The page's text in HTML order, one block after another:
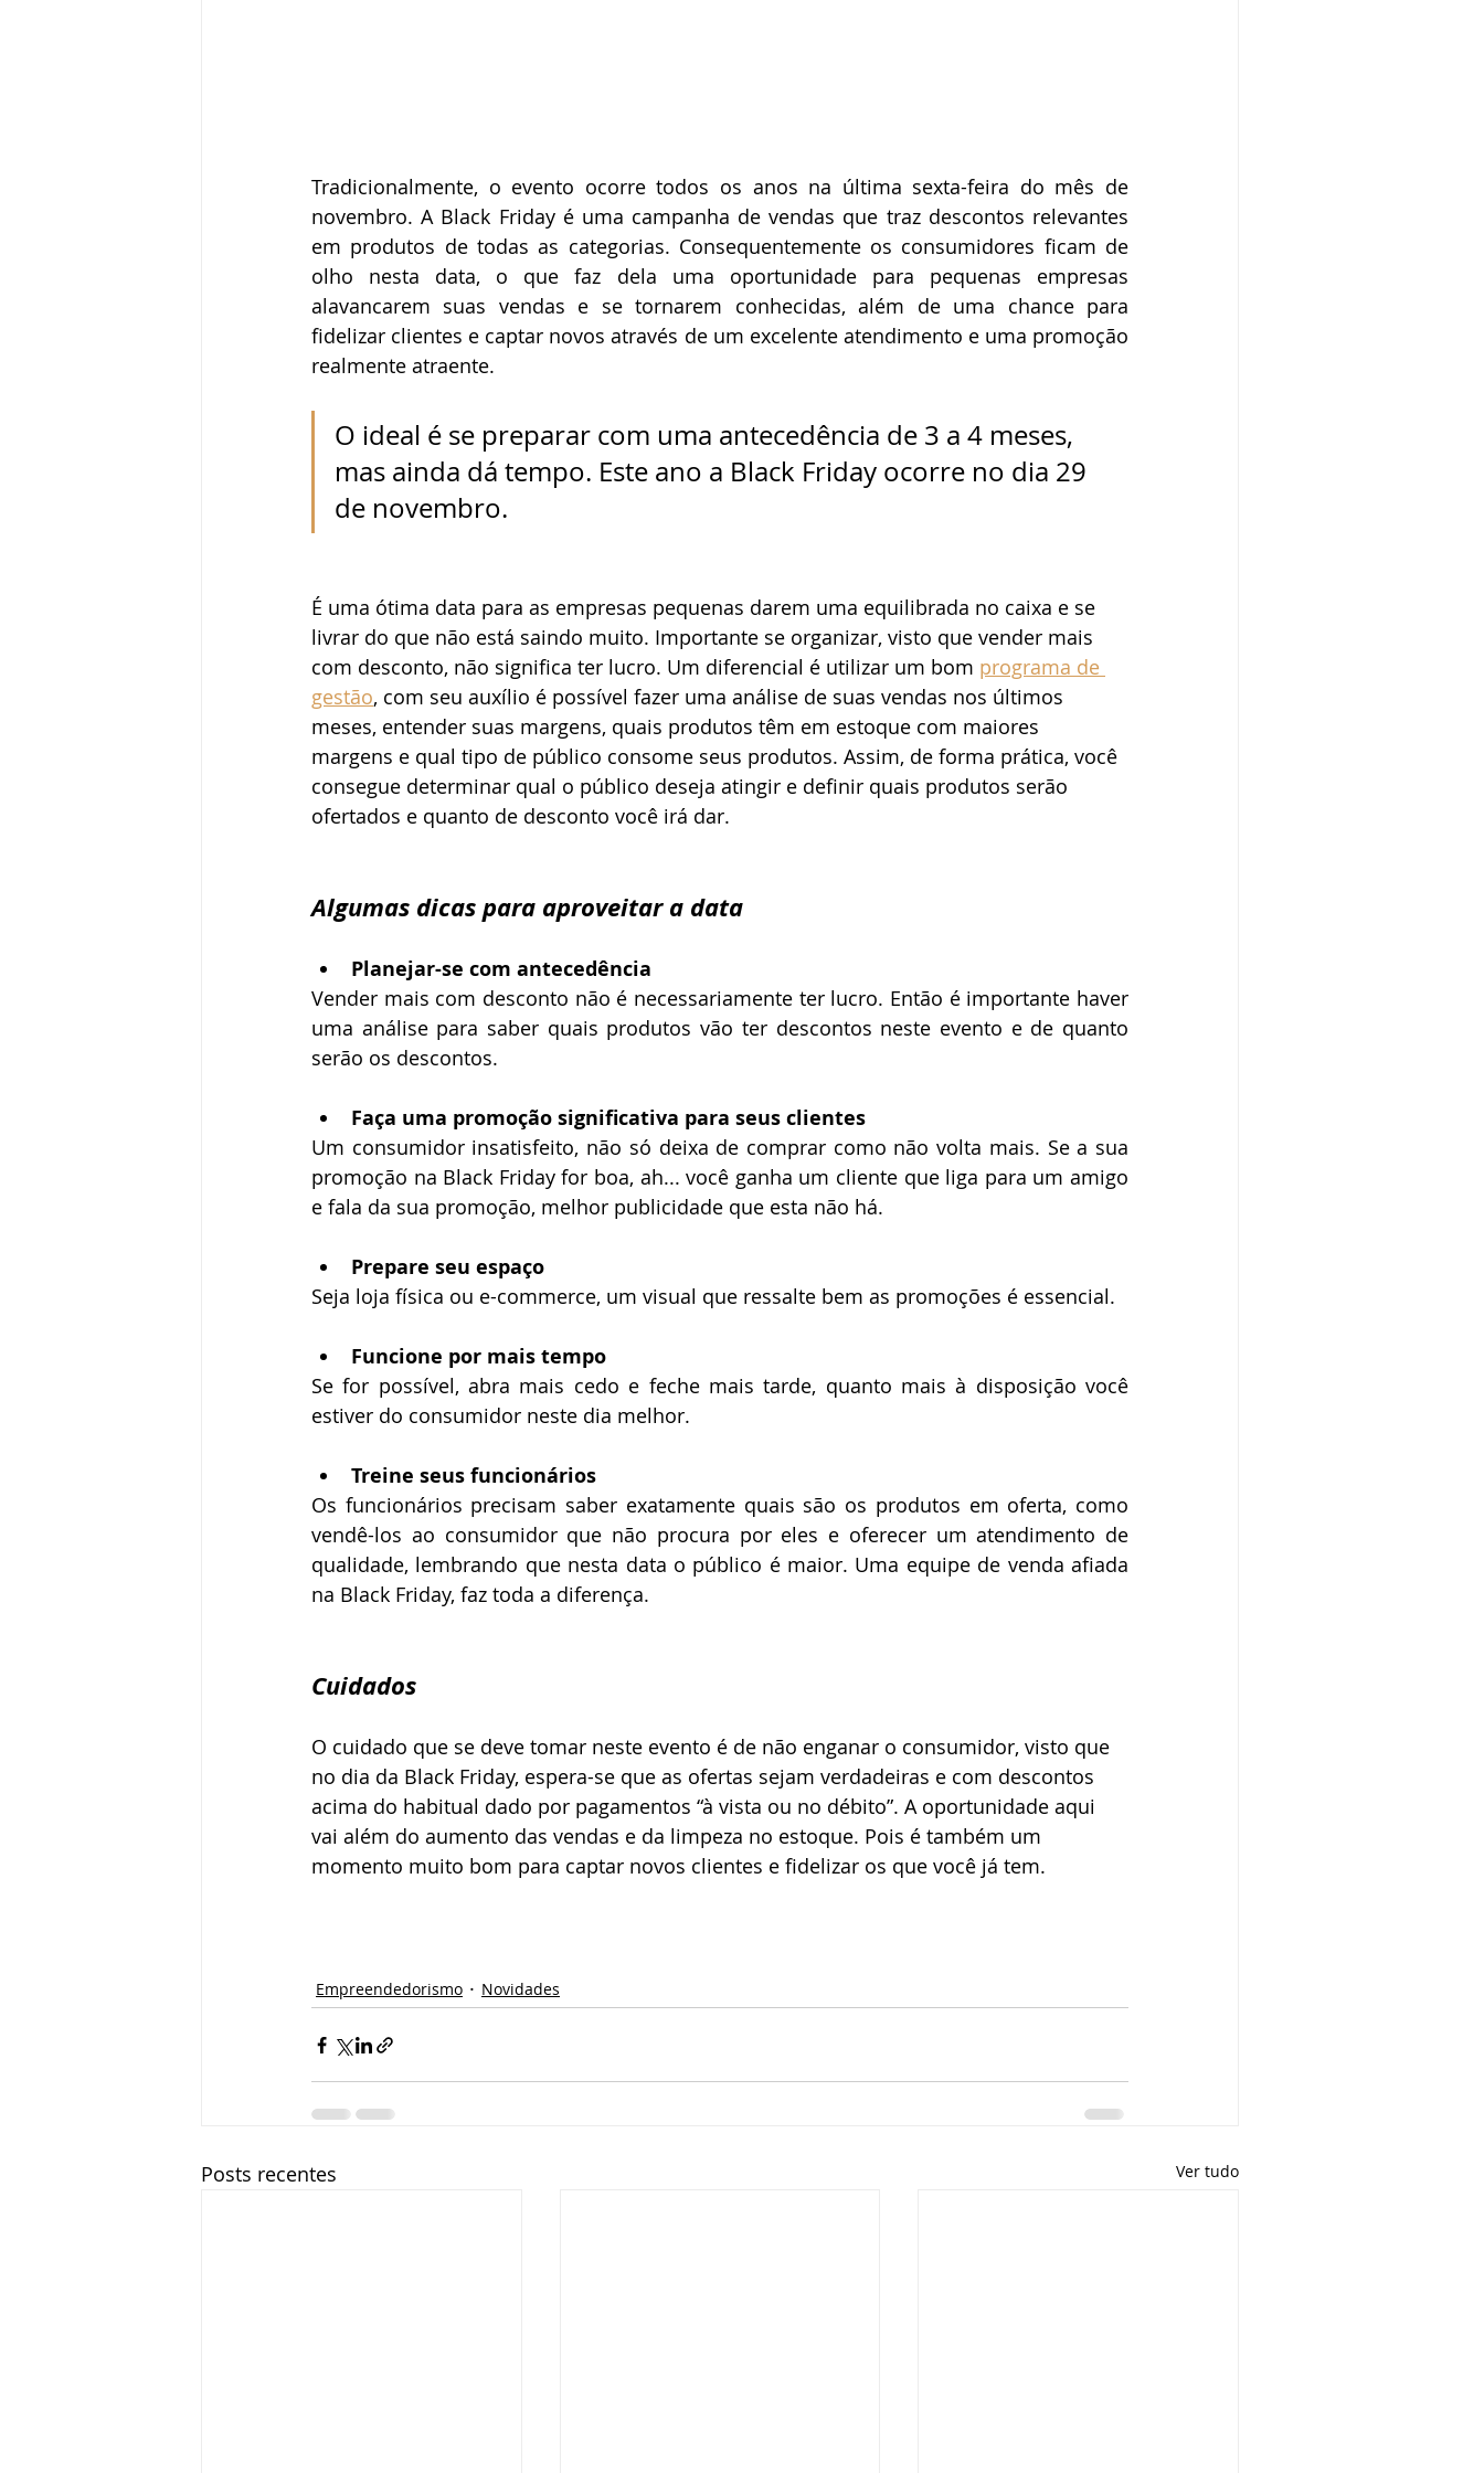
Tradicionalmente, o evento ocorre todos os anos na última sexta-feira do mês de
novembro. A Black Friday é uma campanha de vendas que traz descontos relevantes
em produtos de todas as categorias. Consequentemente os consumidores ficam de
olho nesta data, o que faz dela uma oportunidade para pequenas empresas
alavancarem suas vendas e se tornarem conhecidas, além de uma chance para
fidelizar clientes e captar novos através de um excelente atendimento e uma promoção
realmente atraente.
O ideal é se preparar com uma antecedência de 3 a 4 meses,
mas ainda dá tempo. Este ano a Black Friday ocorre no dia 29
de novembro.
É uma ótima data para as empresas pequenas darem uma equilibrada no caixa e se
livrar do que não está saindo muito. Importante se organizar, visto que vender mais
com desconto, não significa ter lucro. Um diferencial é utilizar um bom programa de
gestão, com seu auxílio é possível fazer uma análise de suas vendas nos últimos
meses, entender suas margens, quais produtos têm em estoque com maiores
margens e qual tipo de público consome seus produtos. Assim, de forma prática, você
consegue determinar qual o público deseja atingir e definir quais produtos serão
ofertados e quanto de desconto você irá dar.
Algumas dicas para aproveitar a data
Planejar-se com antecedência
Vender mais com desconto não é necessariamente ter lucro. Então é importante haver
uma análise para saber quais produtos vão ter descontos neste evento e de quanto
serão os descontos.
Faça uma promoção significativa para seus clientes
Um consumidor insatisfeito, não só deixa de comprar como não volta mais. Se a sua
promoção na Black Friday for boa, ah... você ganha um cliente que liga para um amigo
e fala da sua promoção, melhor publicidade que esta não há.
Prepare seu espaço
Seja loja física ou e-commerce, um visual que ressalte bem as promoções é essencial.
Funcione por mais tempo
Se for possível, abra mais cedo e feche mais tarde, quanto mais à disposição você
estiver do consumidor neste dia melhor.
Treine seus funcionários
Os funcionários precisam saber exatamente quais são os produtos em oferta, como
vendê-los ao consumidor que não procura por eles e oferecer um atendimento de
qualidade, lembrando que nesta data o público é maior. Uma equipe de venda afiada
na Black Friday, faz toda a diferença.
Cuidados
O cuidado que se deve tomar neste evento é de não enganar o consumidor, visto que
no dia da Black Friday, espera-se que as ofertas sejam verdadeiras e com descontos
acima do habitual dado por pagamentos “à vista ou no débito”. A oportunidade aqui
vai além do aumento das vendas e da limpeza no estoque. Pois é também um
momento muito bom para captar novos clientes e fidelizar os que você já tem.
Empreendedorismo Novidades
Posts recentes Ver tudo